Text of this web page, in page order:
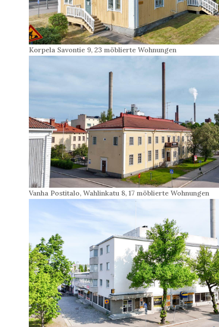
Korpela Savontie 9, 23 möblierte Wohnungen
Vanha Postitalo, Wahlinkatu 8, 17 möblierte Wohnungen